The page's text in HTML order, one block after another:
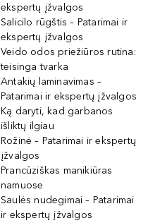
ekspertų įžvalgos
Salicilo rūgštis – Patarimai ir
ekspertų įžvalgos
Veido odos priežiūros rutina:
teisinga tvarka
Antakių laminavimas –
Patarimai ir ekspertų įžvalgos
Ką daryti, kad garbanos
išliktų ilgiau
Rožinė – Patarimai ir ekspertų
įžvalgos
Prancūziškas manikiūras
namuose
Saulės nudegimai – Patarimai
ir ekspertų įžvalgos